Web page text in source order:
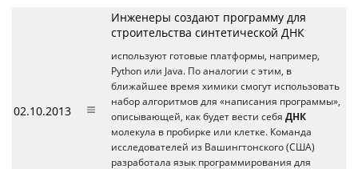
02.10.2013
Инженеры создают программу для
строительства синтетической ДНК
используют готовые платформы, например,
Python или Java. По аналогии с этим, в
ближайшее время химики смогут использовать
набор алгоритмов для «написания программы»,
описывающей, как будет вести себя ДНК
молекула в пробирке или клетке. Команда
исследователей из Вашингтонского (США)
разработала язык программирования для